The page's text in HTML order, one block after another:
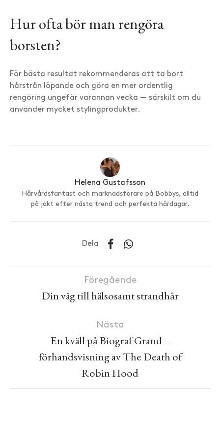
Hur ofta bör man rengöra
borsten?
För bästa resultat rekommenderas att ta bort
hårstrån löpande och göra en mer ordentlig
rengöring ungefär varannan vecka — särskilt om du
använder mycket stylingprodukter.
Helena Gustafsson
Hårvårdsfantast och marknadsförare på Bobbys, alltid
på jakt efter nästa trend och perfekta hårdagar.
Dela
Föregående
Din väg till hälsosamt strandhår
Nästa
En kväll på Biograf Grand –
förhandsvisning av The Death of
Robin Hood